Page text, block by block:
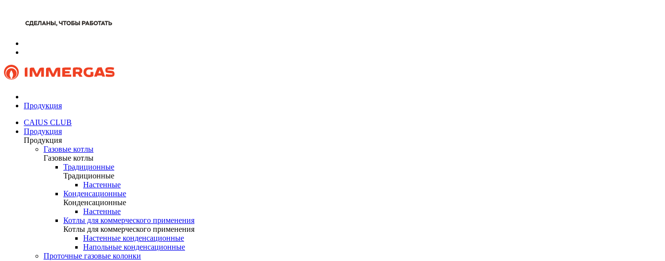
Продукция
CAIUS CLUB
Продукция
Продукция
Газовые котлы
Газовые котлы
Традиционные
Традиционные
Настенные
Конденсационные
Конденсационные
Настенные
Котлы для коммерческого применения
Котлы для коммерческого применения
Настенные конденсационные
Напольные конденсационные
Проточные газовые колонки